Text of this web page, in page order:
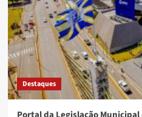
Destaques